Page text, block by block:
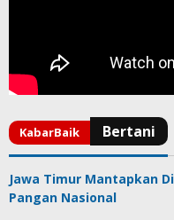
Jawa Timur Mantapkan
Pangan Nasional